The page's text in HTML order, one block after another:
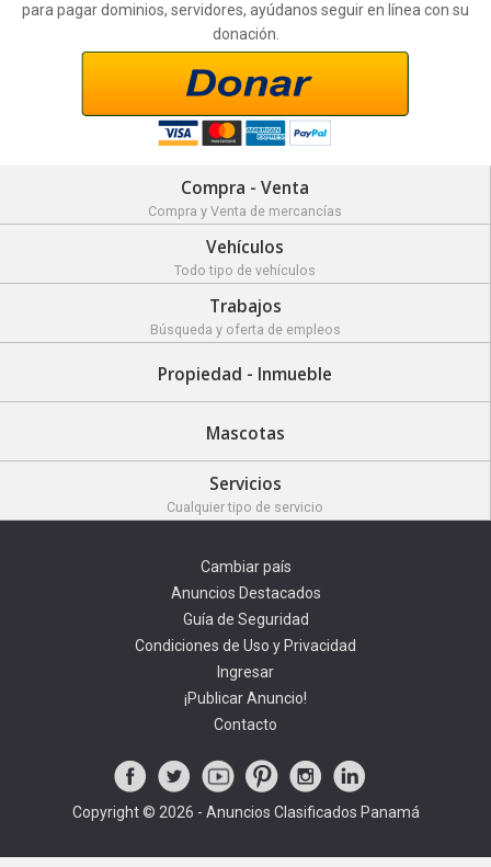
para pagar dominios, servidores, ayúdanos seguir en línea con su
donación.
Compra - Venta
Compra y Venta de mercancías
Vehículos
Todo tipo de vehículos
Trabajos
Búsqueda y oferta de empleos
Propiedad - Inmueble
Mascotas
Servicios
Cualquier tipo de servicio
Cambiar país
Anuncios Destacados
Guía de Seguridad
Condiciones de Uso y Privacidad
Ingresar
¡Publicar Anuncio!
Contacto
Copyright © 2026 - Anuncios Clasificados Panamá